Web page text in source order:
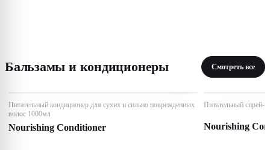
Бальзамы и кондиционеры Смотреть все
Питательный кондиционер для сухих и сильно поврежденных
волос 1000мл
Nourishing Conditioner
Питательный спрей-
Nourishing